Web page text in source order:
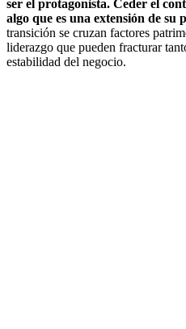
ser el protagonista. Ceder el
algo que es una extensión de su
transición se cruzan factores
liderazgo que pueden fracturar
estabilidad del negocio.